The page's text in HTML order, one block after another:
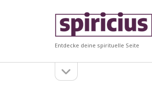
Spiricius
Entdecke deine spirituelle Seite
Seitenleisteöffnen